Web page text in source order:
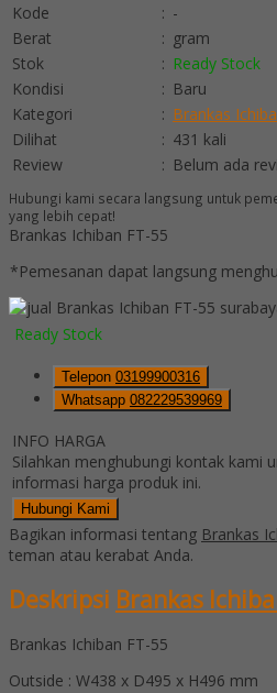
Kode : -
Berat
: gram
Stok
: Ready Stock
Kondisi
: Baru
Kategori
: Brankas
Dilihat
: 431 kali
Review
: Belum ada
Hubungi kami secara langsung untuk
yang lebih cepat!
Brankas Ichiban FT-55
*Pemesanan dapat langsung
Ready Stock
Telepon 03199900316
Whatsapp 082229539969
INFO HARGA
Silahkan menghubungi kontak kami
informasi harga produk ini.
Hubungi Kami
Bagikan informasi tentang Brankas
teman atau kerabat Anda.
Deskripsi Brankas
Brankas Ichiban FT-55
Outside : W438 x D495 x H496 mm